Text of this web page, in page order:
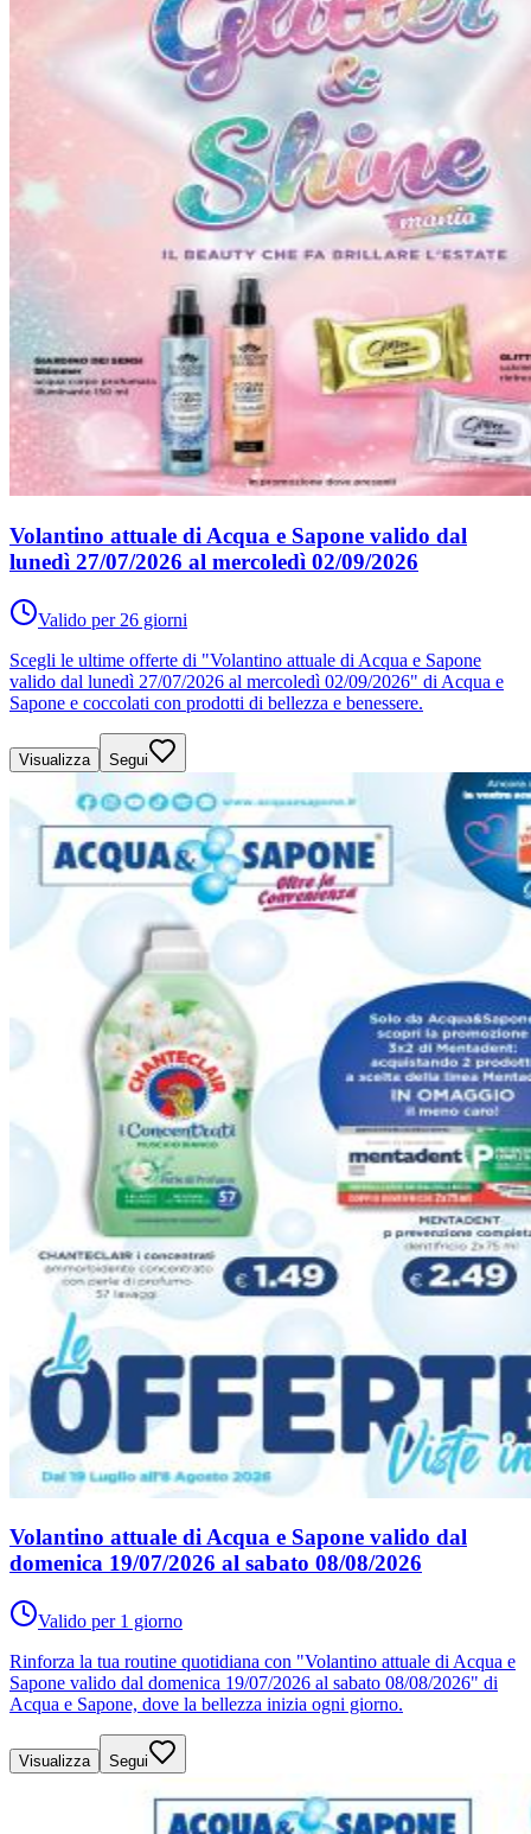
Volantino attuale di Acqua e Sapone valido dal
lunedì 27/07/2026 al mercoledì 02/09/2026
Valido per 26 giorni
Scegli le ultime offerte di "Volantino attuale di Acqua e Sapone
valido dal lunedì 27/07/2026 al mercoledì 02/09/2026" di Acqua e
Sapone e coccolati con prodotti di bellezza e benessere.
Visualizza Segui
Volantino attuale di Acqua e Sapone valido dal
domenica 19/07/2026 al sabato 08/08/2026
Valido per 1 giorno
Rinforza la tua routine quotidiana con "Volantino attuale di Acqua e
Sapone valido dal domenica 19/07/2026 al sabato 08/08/2026" di
Acqua e Sapone, dove la bellezza inizia ogni giorno.
Visualizza Segui